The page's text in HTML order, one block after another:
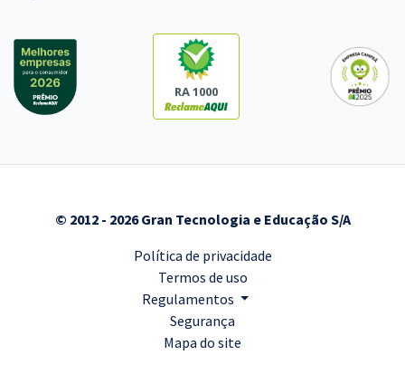
RA 1000
© 2012 - 2026 Gran Tecnologia e Educação S/A
Política de privacidade
Termos de uso
Regulamentos
Segurança
Mapa do site